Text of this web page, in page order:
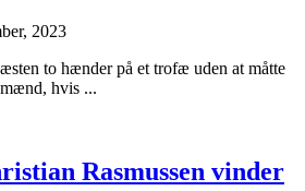
2023
to hænder på et trofæ uden at måtte
hvis ...
Rasmussen vinder